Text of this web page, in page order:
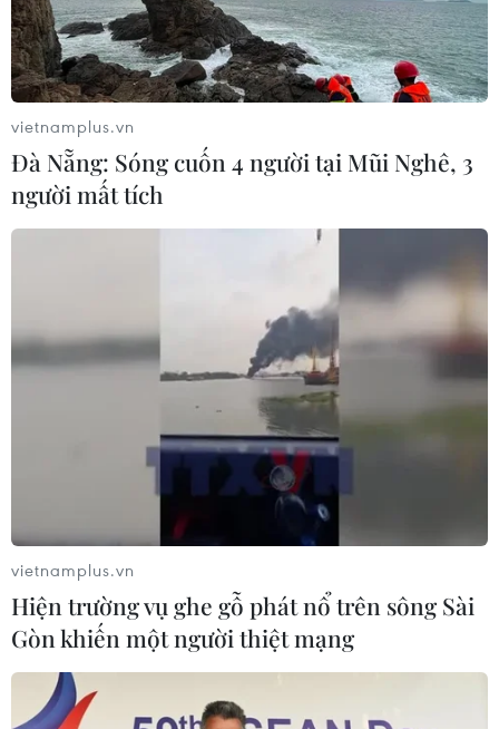
vietnamplus.vn
Đà Nẵng: Sóng cuốn 4 người tại Mũi Nghê, 3
người mất tích
vietnamplus.vn
Hiện trường vụ ghe gỗ phát nổ trên sông Sài
Gòn khiến một người thiệt mạng